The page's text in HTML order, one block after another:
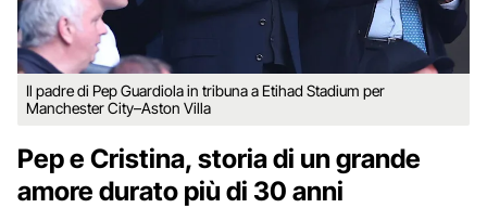
Il padre di Pep Guardiola in tribuna a Etihad Stadium per
Manchester City–Aston Villa
Pep e Cristina, storia di un grande
amore durato più di 30 anni